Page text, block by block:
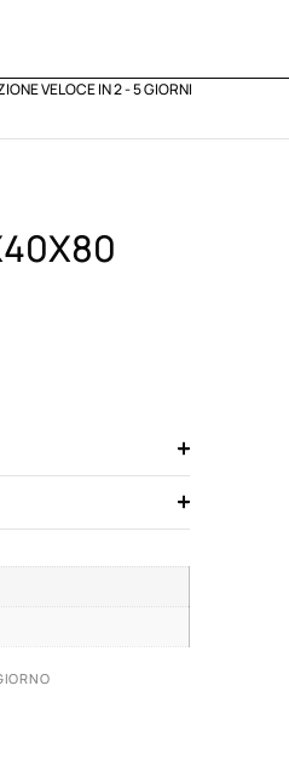
VELOCE IN 2 - 5 GIORNI